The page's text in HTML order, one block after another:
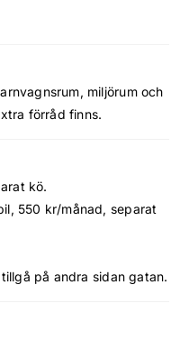
miljörum och
förråd finns.
kö.
550 kr/månad, separat
på andra sidan gatan.